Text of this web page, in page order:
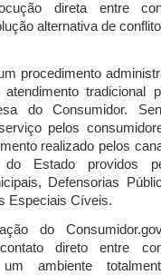
direta entre
alternativa de
procedimento
tradicional
do Consumidor.
pelos
realizado pelos
do Estado providos
Defensorias
Especiais Cíveis.
do
direto entre
ambiente